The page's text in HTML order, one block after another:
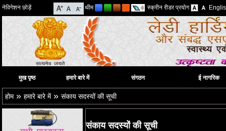
नेविगेशन छोड़ें थीम स्क्रीन रीडर प्रयोग
मुख पृष्ठ हमारे बारे में संगठन ई नागरिक
होम» हमारे बारे में» संकाय सदस्यों की सूची
संकाय सदस्यों की सूची